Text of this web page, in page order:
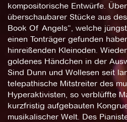
kompositorische Entwürfe.
überschaubarer Stücke aus
Book Of Angels“, welche
einen Tonträger gefunden
hinreißenden Kleinoden.
goldenes Händchen in der
Sind Dunn und Wollesen seit
telepathische Mitstreiter des
Hyperaktivisten, so verblüffte
kurzfristig aufgebauten
musikalischer Welt. Des